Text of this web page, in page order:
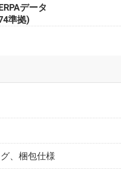
データ
準拠)
、梱包仕様